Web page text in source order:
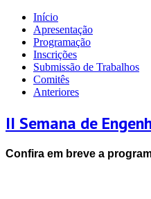
Início
Apresentação
Programação
Inscrições
Submissão de Trabalhos
Comitês
Anteriores
II Semana de
Confira em breve a